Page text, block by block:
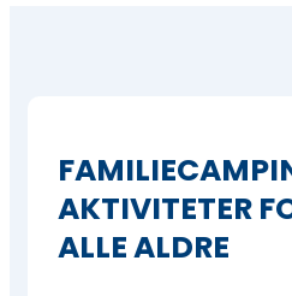
AKTIVITETER
ALLE ALDRE